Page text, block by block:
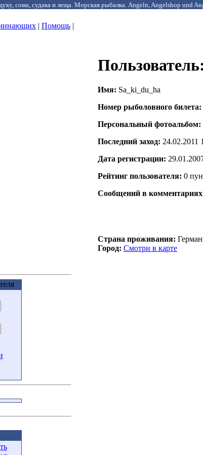
сома, судака и леща. Морская рыбалка. Angeln, Angelshop und
| Помощь |
Имя: Sa_ki_du_ha
Номер рыболовного билета:
Персональный фотоальбом:
Последний заход: 24.02.2011
Дата регистрации:
Рейтинг пользователя: 0
Сообщений в
Страна проживания:
Город: Смотри в карте